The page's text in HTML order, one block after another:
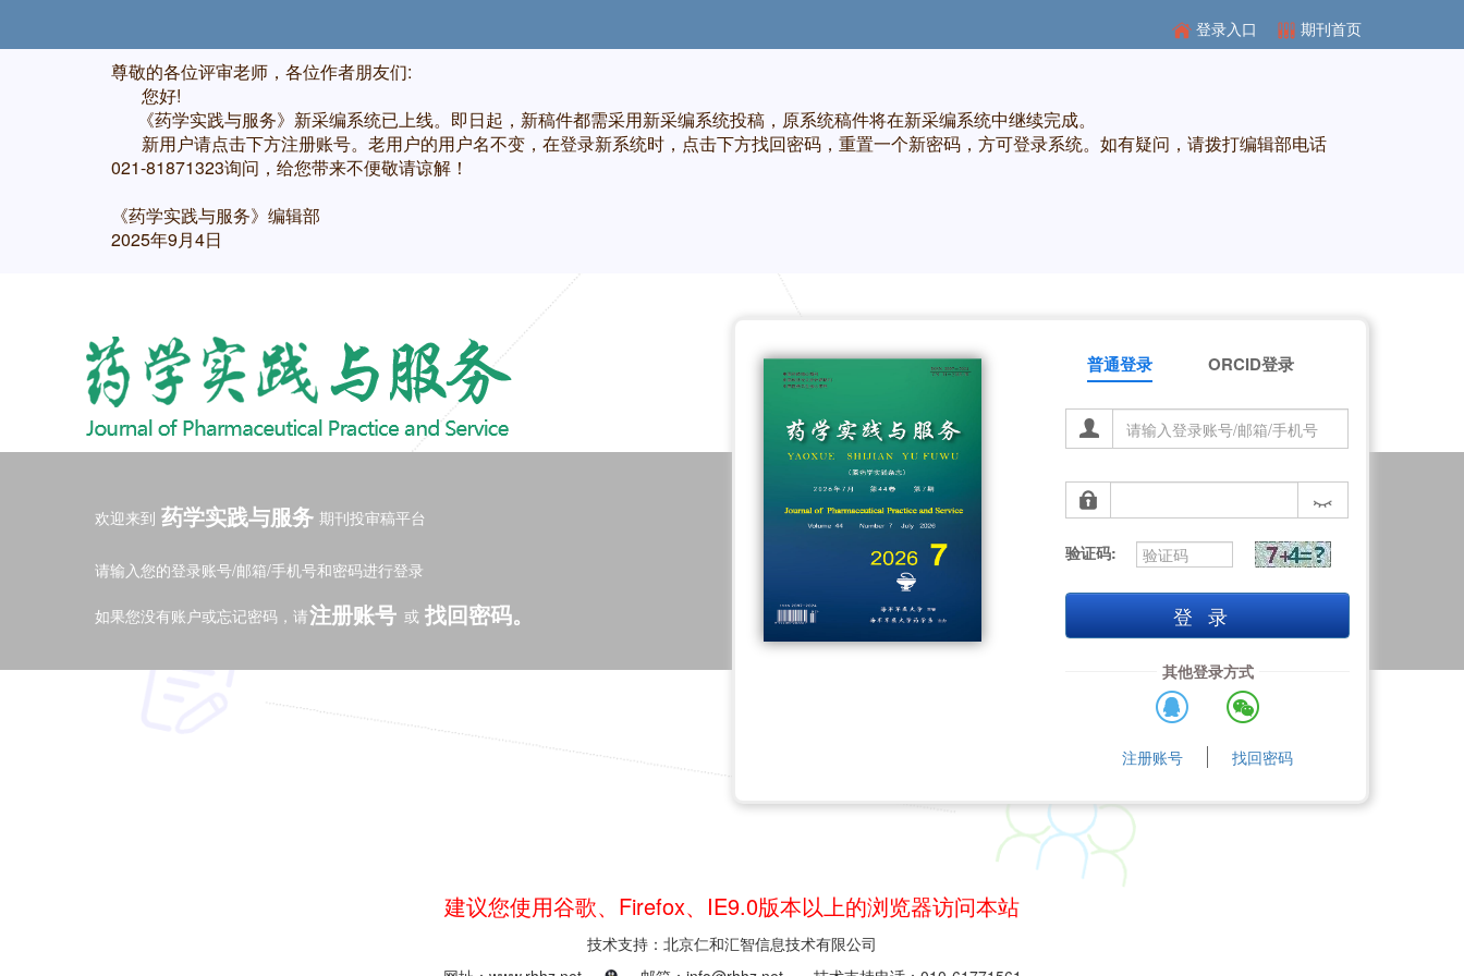
登录入口 期刊首页
尊敬的各位评审老师，各位作者朋友们:
您好!
《药学实践与服务》新采编系统已上线。即日起，新稿件都需采用新采编系统投稿，原系统稿件将在新采编系统中继续完成。
新用户请点击下方注册账号。老用户的用户名不变，在登录新系统时，点击下方找回密码，重置一个新密码，方可登录系统。如有疑问，请拨打编辑部电话
021-81871323询问，给您带来不便敬请谅解！
《药学实践与服务》编辑部
2025年9月4日
欢迎来到 药学实践与服务 期刊投审稿平台
请输入您的登录账号/邮箱/手机号和密码进行登录
如果您没有账户或忘记密码，请注册账号 或 找回密码。
普通登录 ORCID登录
验证码:
登录
其他登录方式
注册账号 找回密码
建议您使用谷歌、Firefox、IE9.0版本以上的浏览器访问本站
技术支持：北京仁和汇智信息技术有限公司